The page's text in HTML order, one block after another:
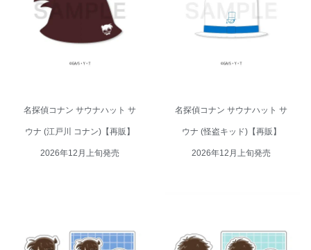
ナ (江戸川 コナン)【再販】 2026
年12月上旬発売
名探偵コナン サウナハット サ
ウナ (江戸川 コナン)【再販】
2026年12月上旬発売
ナ (怪盗キッド)【再販】 2026年
12月上旬発売
名探偵コナン サウナハット サ
ウナ (怪盗キッド)【再販】
2026年12月上旬発売
名探偵コナン ミニアクリルスタ
名探偵コナン ミニアクリルスタ